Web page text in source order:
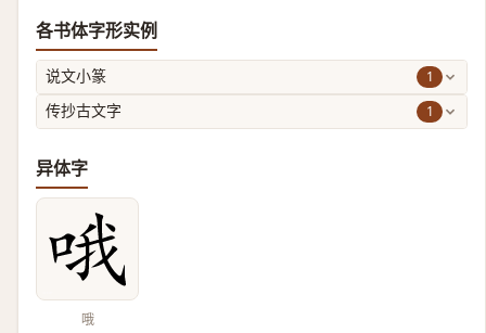
各书体字形实例
说文小篆 1
传抄古文字 1
异体字
哦